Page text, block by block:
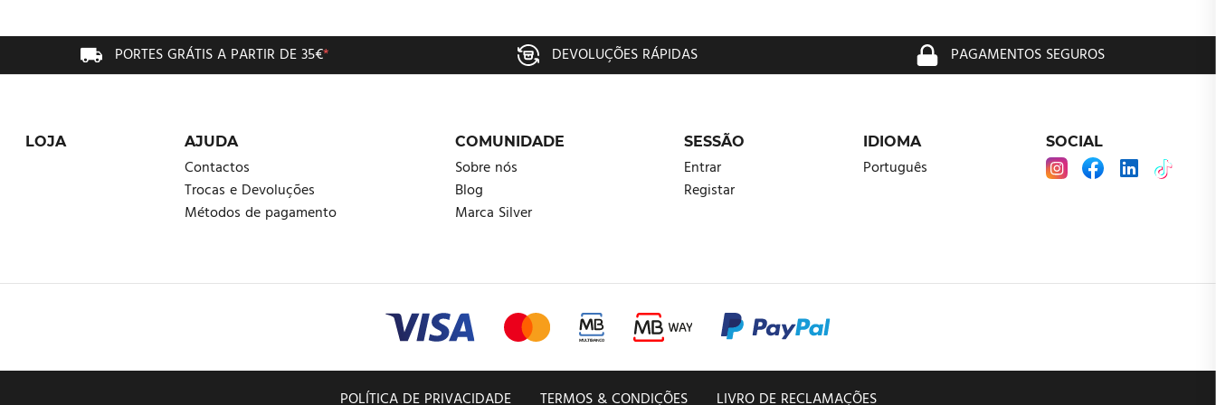
PORTES GRÁTIS A PARTIR DE 35€* DEVOLUÇÕES RÁPIDAS PAGAMENTOS SEGUROS
LOJA AJUDA
Contactos
Trocas e Devoluções
Métodos de pagamento
COMUNIDADE
Sobre nós
Blog
Marca Silver
SESSÃO
Entrar
Registar
IDIOMA
Português
SOCIAL
POLÍTICA DE PRIVACIDADE TERMOS & CONDIÇÕES LIVRO DE RECLAMAÇÕES
Esqueceu a palavra-passe?
Eu concordo com a Política de Privacidadee
Termos & Condições
Efetuar pedido